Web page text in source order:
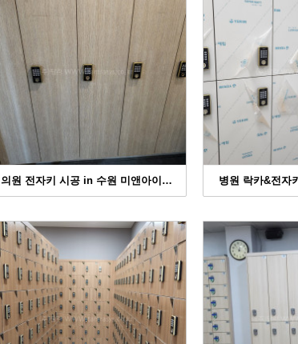
의원 전자키 시공 in 수원 미앤아이… 병원 락카&전